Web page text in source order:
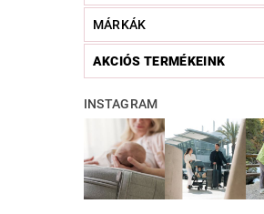
MÁRKÁK
AKCIÓS TERMÉKEINK
INSTAGRAM